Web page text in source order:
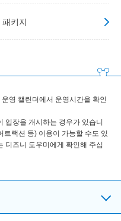
키지
영 캘린더에서 운영시간을 확인
입장을 개시하는 경우가 있습니
트랙션 등) 이용이 가능할 수도 있
디즈니 도우미에게 확인해 주십